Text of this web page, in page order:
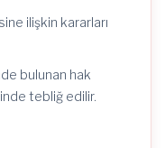
ilişkin kararları
bulunan hak
tebliğ edilir.